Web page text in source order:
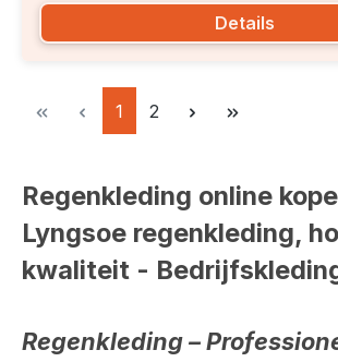
Details
Pagina
1 Pagina
2
Regenkleding online
Lyngsoe regenkleding,
kwaliteit -
Regenkleding –